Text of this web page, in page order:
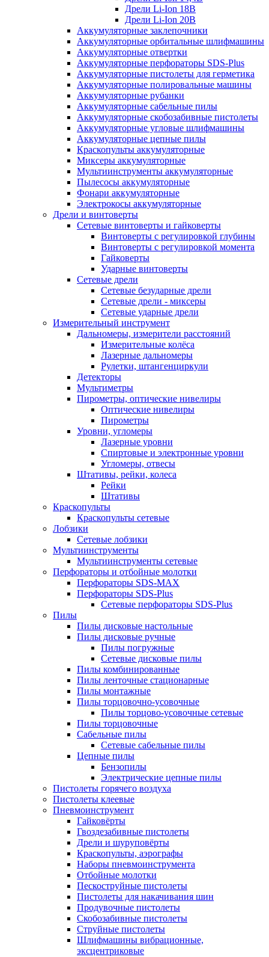
Дрели Li-Ion 18В
Дрели Li-Ion 20В
Аккумуляторные заклепочники
Аккумуляторные орбитальные шлифмашины
Аккумуляторные отвертки
Аккумуляторные перфораторы SDS-Plus
Аккумуляторные пистолеты для герметика
Аккумуляторные полировальные машины
Аккумуляторные рубанки
Аккумуляторные сабельные пилы
Аккумуляторные скобозабивные пистолеты
Аккумуляторные угловые шлифмашины
Аккумуляторные цепные пилы
Краскопульты аккумуляторные
Миксеры аккумуляторные
Мультиинструменты аккумуляторные
Пылесосы аккумуляторные
Фонари аккумуляторные
Электрокосы аккумуляторные
Дрели и винтоверты
Сетевые винтоверты и гайковерты
Винтоверты с регулировкой глубины
Винтоверты с регулировкой момента
Гайковерты
Ударные винтоверты
Сетевые дрели
Сетевые безударные дрели
Сетевые дрели - миксеры
Сетевые ударные дрели
Измерительный инструмент
Дальномеры, измерители расстояний
Измерительные колёса
Лазерные дальномеры
Рулетки, штангенциркули
Детекторы
Мультиметры
Пирометры, оптические нивелиры
Оптические нивелиры
Пирометры
Уровни, угломеры
Лазерные уровни
Спиртовые и электронные уровни
Угломеры, отвесы
Штативы, рейки, колеса
Рейки
Штативы
Краскопульты
Краскопульты сетевые
Лобзики
Сетевые лобзики
Мультиинструменты
Мультиинструменты сетевые
Перфораторы и отбойные молотки
Перфораторы SDS-MAX
Перфораторы SDS-Plus
Сетевые перфораторы SDS-Plus
Пилы
Пилы дисковые настольные
Пилы дисковые ручные
Пилы погружные
Сетевые дисковые пилы
Пилы комбинированные
Пилы ленточные стационарные
Пилы монтажные
Пилы торцовочно-усовочные
Пилы торцово-усовочные сетевые
Пилы торцовочные
Сабельные пилы
Сетевые сабельные пилы
Цепные пилы
Бензопилы
Электрические цепные пилы
Пистолеты горячего воздуха
Пистолеты клеевые
Пневмоинструмент
Гайковёрты
Гвоздезабивные пистолеты
Дрели и шуруповёрты
Краскопульты, аэрографы
Наборы пневмоинструмента
Отбойные молотки
Пескоструйные пистолеты
Пистолеты для накачивания шин
Продувочные пистолеты
Скобозабивные пистолеты
Струйные пистолеты
Шлифмашины вибрационные,
эксцентриковые